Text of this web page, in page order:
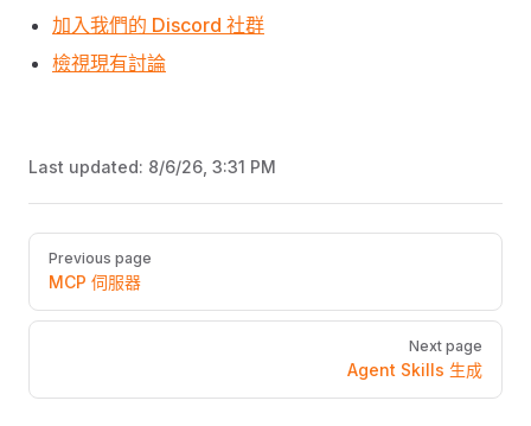
加入我們的 Discord 社群
檢視現有討論
Last updated: 8/6/26, 3:31 PM
Pager
Previous page
MCP 伺服器
Next page
Agent Skills 生成